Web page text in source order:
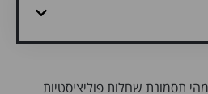
תסמונת שחלות פוליציסטיות